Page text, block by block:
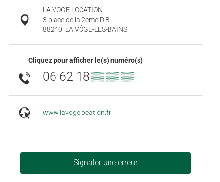
LA VOGE LOCATION
3 place de la 2ème D.B.
88240 LA VÔGE-LES-BAINS
Cliquez pour afficher le(s) numéro(s)
06 62 18▒▒ ▒▒ ▒▒
www.lavogelocation.fr
Signaler une erreur